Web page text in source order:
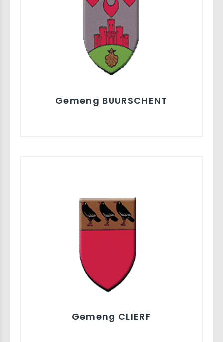
Gemeng BUURSCHENT
Gemeng CLIERF